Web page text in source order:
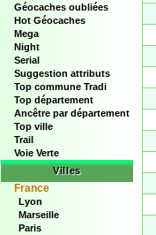
Géocaches oubliées
Hot Géocaches
Mega
Night
Serial
Suggestion attributs
Top commune Tradi
Top département
Ancêtre par département
Top ville
Trail
Voie Verte
Villes
France
Lyon
Marseille
Paris